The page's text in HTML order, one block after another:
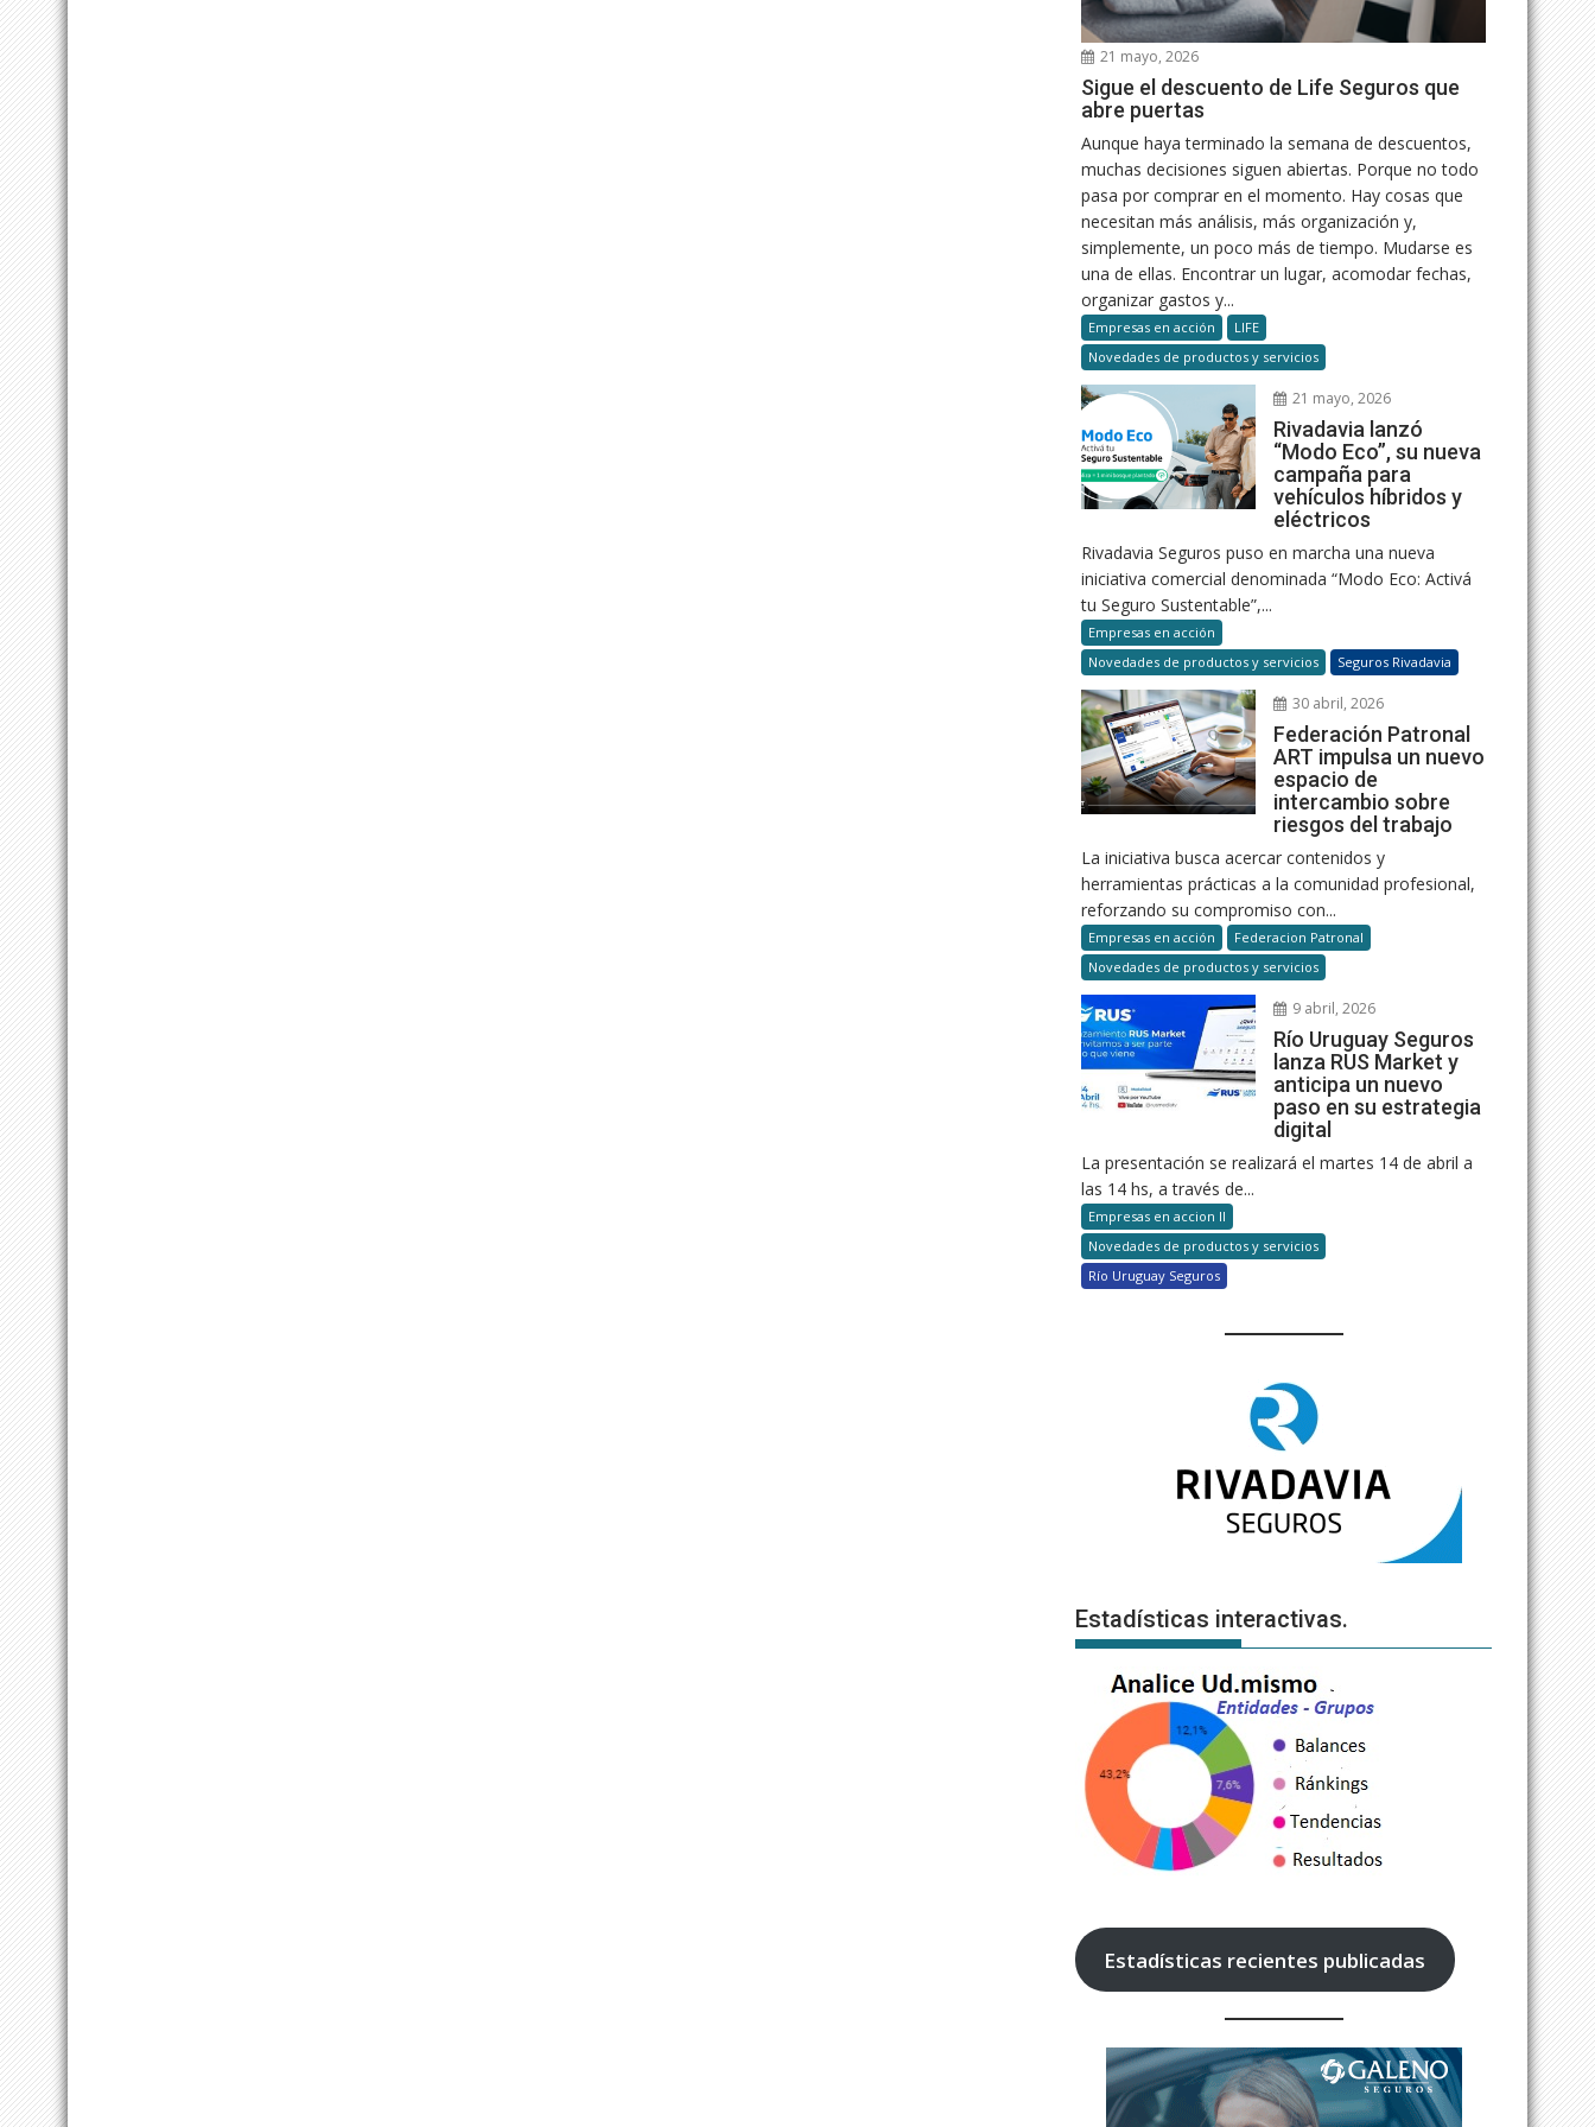
21 mayo, 2026
Sigue el descuento de Life Seguros que
abre puertas
Aunque haya terminado la semana de descuentos,
muchas decisiones siguen abiertas. Porque no todo
pasa por comprar en el momento. Hay cosas que
necesitan más análisis, más organización y,
simplemente, un poco más de tiempo. Mudarse es
una de ellas. Encontrar un lugar, acomodar fechas,
organizar gastos y...
Empresas en acción
LIFE
Novedades de productos y servicios
21 mayo, 2026
Rivadavia lanzó
“Modo Eco”, su nueva
campaña para
vehículos híbridos y
eléctricos
Rivadavia Seguros puso en marcha una nueva
iniciativa comercial denominada “Modo Eco: Activá
tu Seguro Sustentable”,...
Empresas en acción
Novedades de productos y servicios
Seguros Rivadavia
30 abril, 2026
Federación Patronal
ART impulsa un nuevo
espacio de
intercambio sobre
riesgos del trabajo
La iniciativa busca acercar contenidos y
herramientas prácticas a la comunidad profesional,
reforzando su compromiso con...
Empresas en acción
Federacion Patronal
Novedades de productos y servicios
9 abril, 2026
Río Uruguay Seguros
lanza RUS Market y
anticipa un nuevo
paso en su estrategia
digital
La presentación se realizará el martes 14 de abril a
las 14 hs, a través de...
Empresas en accion II
Novedades de productos y servicios
Río Uruguay Seguros
Estadísticas interactivas.
Estadísticas recientes publicadas